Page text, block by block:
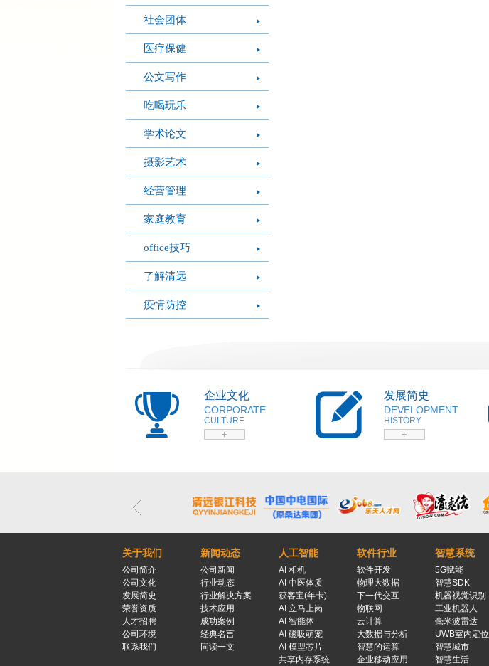
社会团体
医疗保健
公文写作
吃喝玩乐
学术论文
摄影艺术
经营管理
家庭教育
office技巧
了解清远
疫情防控
企业文化
CORPORATE
CULTURE
发展简史
DEVELOPMENT
HISTORY
关于我们
公司简介
公司文化
发展简史
荣誉资质
人才招聘
公司环境
联系我们
新闻动态
公司新闻
行业动态
行业解决方案
技术应用
成功案例
经典名言
同读一文
人工智能
AI 相机
AI 中医体质
获客宝(年卡)
AI 立马上岗
AI 智能体
AI 磁吸萌宠
AI 模型芯片
共享内存系统
软件行业
软件开发
物理大数据
下一代交互
物联网
云计算
大数据与分析
智慧的运算
企业移动应用
智慧系统
5G赋能
智慧SDK
机器视觉识别
工业机器人
毫米波雷达
UWB室内定位
智慧城市
智慧生活